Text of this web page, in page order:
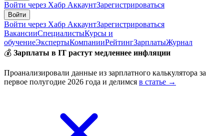
Войти через Хабр АккаунтЗарегистрироваться
Войти
Войти через Хабр АккаунтЗарегистрироваться
ВакансииСпециалистыКурсы и
обучениеЭкспертыКомпанииРейтингЗарплатыЖурнал
💰 Зарплаты в IT растут медленнее инфляции
Проанализировали данные из зарплатного калькулятора за
первое полугодие 2026 года и делимся в статье →